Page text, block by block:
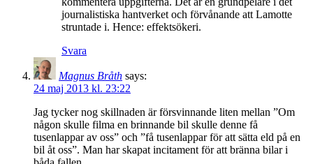
journalistiska hantverket och förvånande att Lamotte
struntade i. Hence: effektsökeri.
Svara
Magnus Bråth says:
24 maj 2013 kl. 23:22
Jag tycker nog skillnaden är försvinnande liten mellan ”Om
någon skulle filma en brinnande bil skulle denne få
tusenlappar av oss” och ”få tusenlappar för att sätta eld på en
bil åt oss”. Man har skapat incitament för att bränna bilar i